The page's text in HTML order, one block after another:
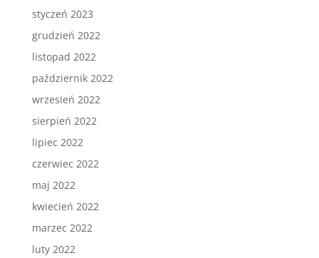
styczeń 2023
grudzień 2022
listopad 2022
październik 2022
wrzesień 2022
sierpień 2022
lipiec 2022
czerwiec 2022
maj 2022
kwiecień 2022
marzec 2022
luty 2022